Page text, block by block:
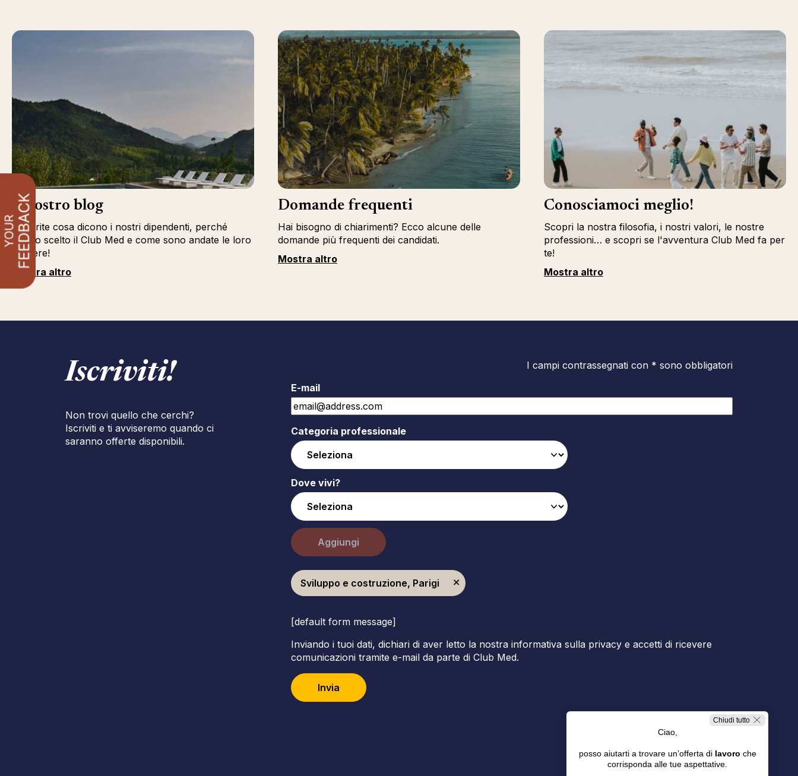
Il nostro blog
Scoprite cosa dicono i nostri dipendenti, perché
hanno scelto il Club Med e come sono andate le loro
carriere!
Mostra altro
Domande frequenti
Hai bisogno di chiarimenti? Ecco alcune delle
domande più frequenti dei candidati.
Mostra altro
Conosciamoci meglio!
Scopri la nostra filosofia, i nostri valori, le nostre
professioni… e scopri se l'avventura Club Med fa per
te!
Mostra altro
Iscriviti!
Non trovi quello che cerchi?
Iscriviti e ti avviseremo quando ci
saranno offerte disponibili.
I campi contrassegnati con * sono obbligatori
E-mail
Categoria professionale
Dove vivi?
Aggiungi
Sviluppo e costruzione, Parigi
[default form message]
Inviando i tuoi dati, dichiari di aver letto la nostra informativa sulla privacy e accetti di ricevere
comunicazioni tramite e-mail da parte di Club Med.
Invia
Chiudi tutto
Ciao,
posso aiutarti a trovare un’offerta di lavoro che
corrisponda alle tue aspettative.